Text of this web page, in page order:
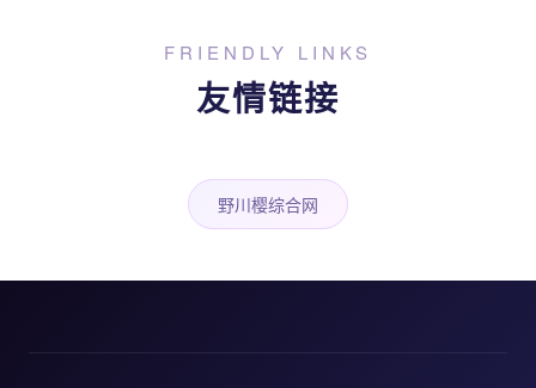
FRIENDLY LINKS
友情链接
野川樱综合网